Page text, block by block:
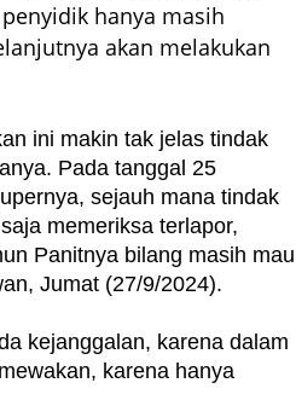
hanya masih
akan melakukan
ini makin tak jelas tindak
Pada tanggal 25
sejauh mana tindak
memeriksa terlapor,
Panitnya bilang masih mau
Jumat (27/9/2024).
kejanggalan, karena dalam
karena hanya